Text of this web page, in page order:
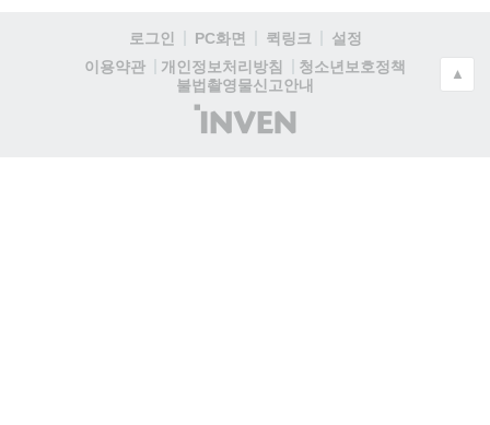
로그인 PC화면 퀵링크
설정
이용약관
개인정보처리방침
청소년보호정책
불법촬영물신고안내
(주)
인
▲